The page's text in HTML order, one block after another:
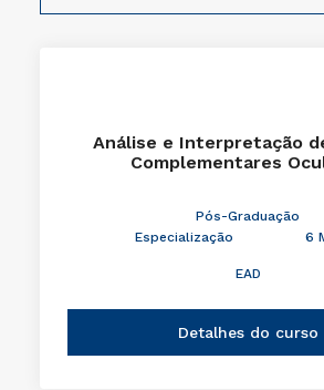
Análise e Interpretação
Complementares
Pós-Graduação
Especialização
6
EAD
Detalhes do curso